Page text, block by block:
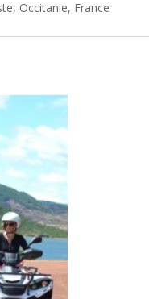
Occitanie, France